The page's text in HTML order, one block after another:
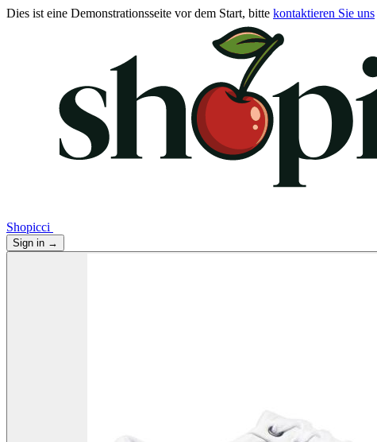
Dies ist eine Demonstrationsseite vor dem Start, bitte kontaktieren Sie uns
Shopicci
Sign in →